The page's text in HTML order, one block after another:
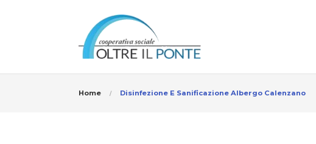
Home Disinfezione E Sanificazione Albergo Calenzano